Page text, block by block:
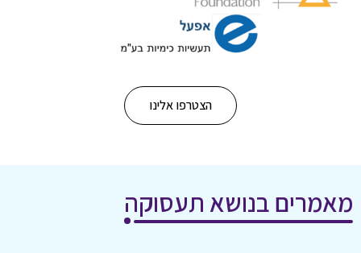
הצטרפו אלינו
מאמרים בנושא תעסוקה